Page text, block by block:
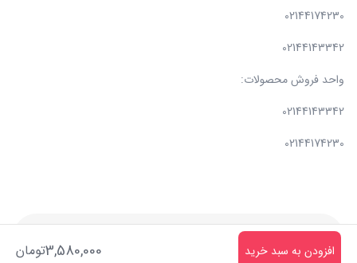
3,580,000تومان افزودن به سبد خرید
02144174230
02144143342
واحد فروش محصولات:
02144143342
02144174230
فروشگاه ساز میهن شاپ